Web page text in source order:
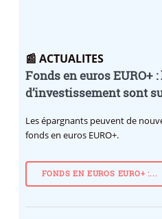
📰 ACTUALITES
Fonds en euros EURO+
d’investissement sont
Les épargnants peuvent de
fonds en euros EURO+.
FONDS EN EUROS EURO+ :...